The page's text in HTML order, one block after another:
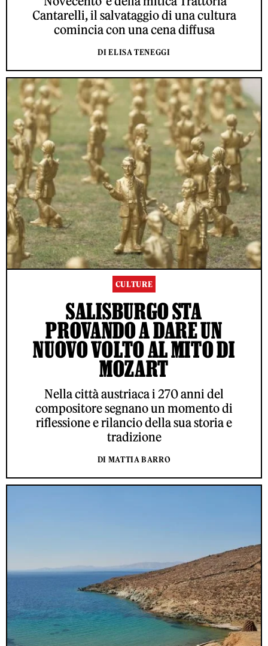
Cantarelli, il salvataggio di una cultura
comincia con una cena diffusa
DI ELISA TENEGGI
CULTURE
SALISBURGO STA
PROVANDO A DARE UN
NUOVO VOLTO AL MITO DI
MOZART
Nella città austriaca i 270 anni del
compositore segnano un momento di
riflessione e rilancio della sua storia e
tradizione
DI MATTIA BARRO